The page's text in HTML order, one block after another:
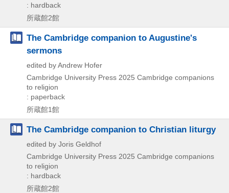
: hardback
所蔵館2館
The Cambridge companion to Augustine's
sermons
edited by Andrew Hofer
Cambridge University Press 2025 Cambridge companions
to religion
: paperback
所蔵館1館
The Cambridge companion to Christian liturgy
edited by Joris Geldhof
Cambridge University Press 2025 Cambridge companions
to religion
: hardback
所蔵館2館